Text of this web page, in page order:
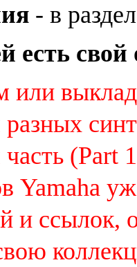
- в
есть
или
часть
Yamaha
и ссылок,